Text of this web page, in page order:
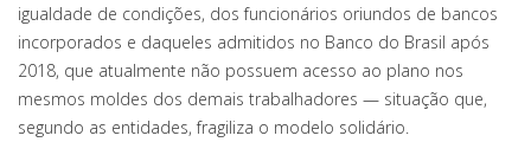
igualdade de condições, dos funcionários oriundos de bancos
incorporados e daqueles admitidos no Banco do Brasil após
2018, que atualmente não possuem acesso ao plano nos
mesmos moldes dos demais trabalhadores — situação que,
segundo as entidades, fragiliza o modelo solidário.